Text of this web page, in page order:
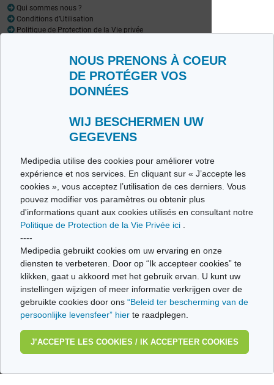
NOUS PRENONS À COEUR
DE PROTÉGER VOS
DONNÉES
WIJ BESCHERMEN UW
GEGEVENS
Medipedia utilise des cookies pour améliorer votre
expérience et nos services. En cliquant sur « J’accepte les
cookies », vous acceptez l’utilisation de ces derniers. Vous
pouvez modifier vos paramètres ou obtenir plus
d'informations quant aux cookies utilisés en consultant notre
Politique de Protection de la Vie Privée ici
----
Medipedia gebruikt cookies om uw ervaring en onze
diensten te verbeteren. Door op “Ik accepteer cookies” te
klikken, gaat u akkoord met het gebruik ervan. U kunt uw
instellingen wijzigen of meer informatie verkrijgen over de
gebruikte cookies door ons “Beleid ter bescherming van de
persoonlijke levensfeer” hier te raadplegen.
J’ACCEPTE LES COOKIES / IK ACCEPTEER COOKIES
Qui sommes nous ?
Conditions d’Utilisation
Politique de Protection de la Vie privée
Toutes les thématiques
Ce site respecte les principes de la charte HON Code.
© Vivio sa, 2014-2026 - Tous droits réservés | Avenue Gustave Demeylaan 57 -
1160 Brussels